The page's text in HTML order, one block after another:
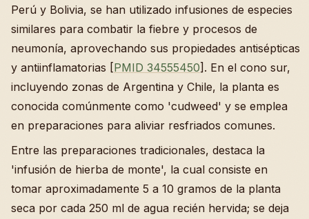
Perú y Bolivia, se han utilizado infusiones de especies
similares para combatir la fiebre y procesos de
neumonía, aprovechando sus propiedades antisépticas
y antiinflamatorias [PMID 34555450]. En el cono sur,
incluyendo zonas de Argentina y Chile, la planta es
conocida comúnmente como 'cudweed' y se emplea
en preparaciones para aliviar resfriados comunes.
Entre las preparaciones tradicionales, destaca la
'infusión de hierba de monte', la cual consiste en
tomar aproximadamente 5 a 10 gramos de la planta
seca por cada 250 ml de agua recién hervida; se deja